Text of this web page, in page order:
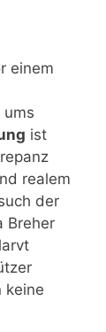
einem
ist
realem
der
Breher
keine